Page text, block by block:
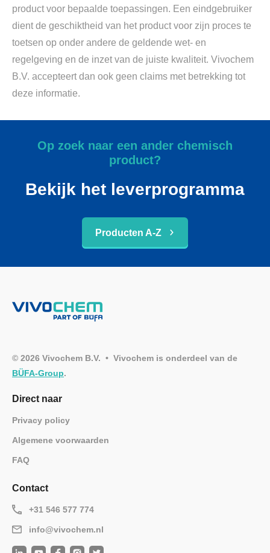
product voor bepaalde toepassingen. Een eindgebruiker
dient de geschiktheid van het product voor zijn proces te
toetsen op onder andere de geldende wet- en
regelgeving en de inzet van de juiste kwaliteit. Vivochem
B.V. accepteert dan ook geen claims met betrekking tot
deze informatie.
Op zoek naar een ander chemisch
product?
Bekijk het leverprogramma
Producten A-Z
© 2026 Vivochem B.V. • Vivochem is onderdeel van de
BÜFA-Group.
Direct naar
Privacy policy
Algemene voorwaarden
FAQ
Contact
+31 546 577 774
info@vivochem.nl